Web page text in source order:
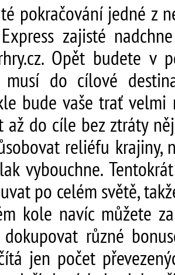
pokračování jedné z
zajisté
Opět budete v
musí do cílové
bude vaše trať velmi
až do cíle bez ztráty
reliéfu krajiny,
vybouchne.
po celém světě,
kole navíc můžete
různé
jen počet